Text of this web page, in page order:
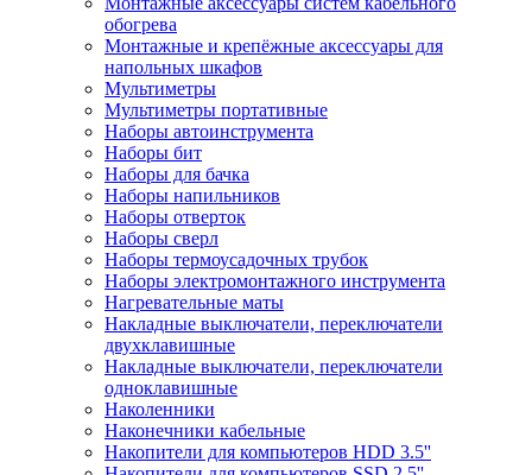
обогрева
Монтажные и крепёжные аксессуары для
напольных шкафов
Мультиметры
Мультиметры портативные
Наборы автоинструмента
Наборы бит
Наборы для бачка
Наборы напильников
Наборы отверток
Наборы сверл
Наборы термоусадочных трубок
Наборы электромонтажного инструмента
Нагревательные маты
Накладные выключатели, переключатели
двухклавишные
Накладные выключатели, переключатели
одноклавишные
Наколенники
Наконечники кабельные
Накопители для компьютеров HDD 3.5''